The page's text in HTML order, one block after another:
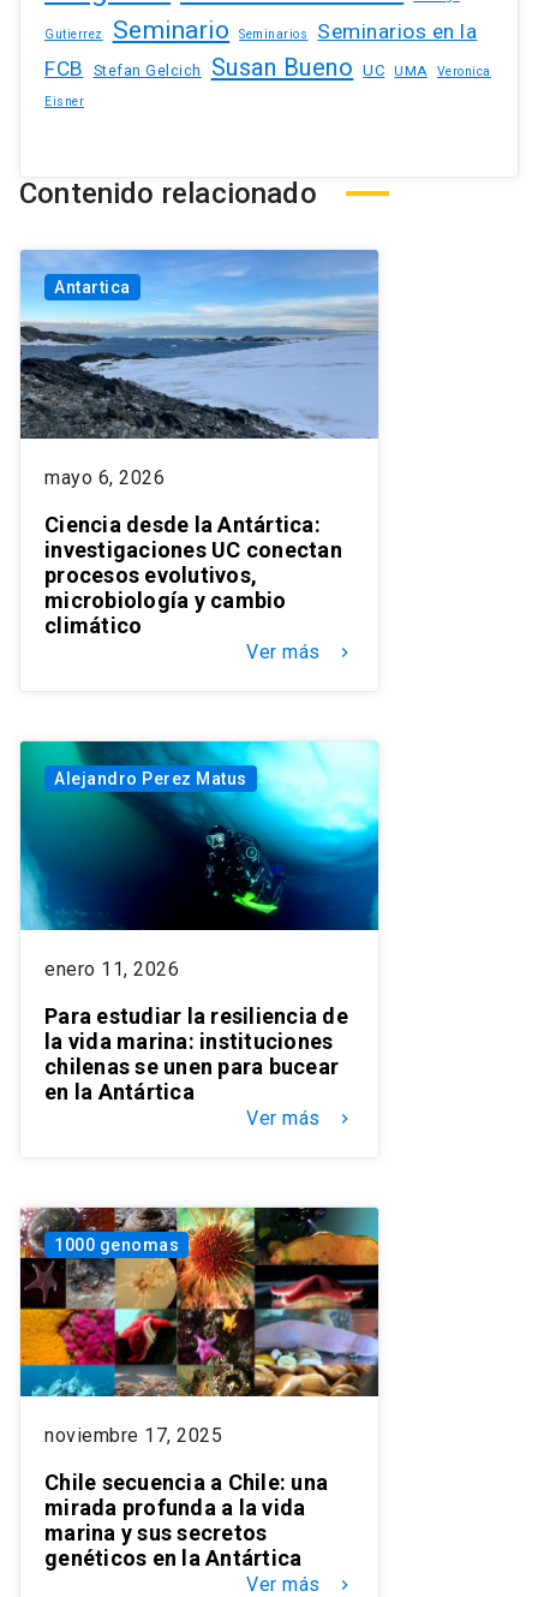
Gutierrez Seminario Seminarios
Seminarios en la
FCB
Stefan Gelcich Susan Bueno UC UMA
Veronica
Eisner
Contenido relacionado
Antartica
mayo 6, 2026
Ciencia desde la Antártica:
investigaciones UC conectan
procesos evolutivos,
microbiología y cambio
climático
Ver más keyboard_arrow_right
Alejandro Perez Matus
enero 11, 2026
Para estudiar la resiliencia de
la vida marina: instituciones
chilenas se unen para bucear
en la Antártica
Ver más keyboard_arrow_right
1000 genomas
noviembre 17, 2025
Chile secuencia a Chile: una
mirada profunda a la vida
marina y sus secretos
genéticos en la Antártica
Ver más keyboard_arrow_right